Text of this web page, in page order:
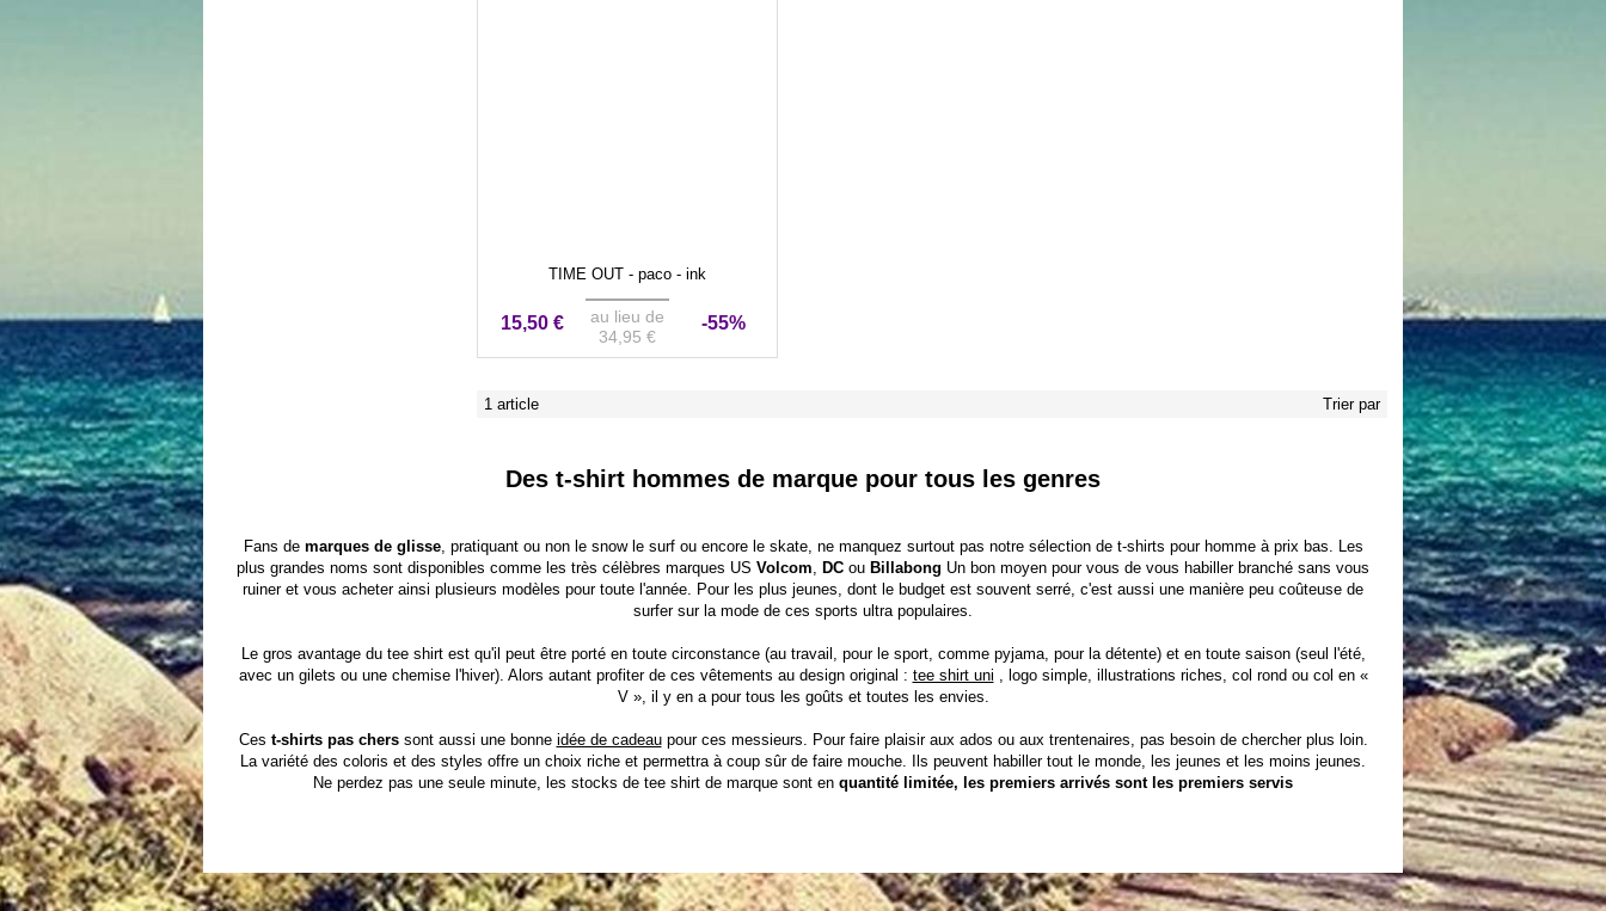
TIME OUT - paco - ink
15,50 €
au lieu de
34,95 €
-55%
1 article Trier par
Des t-shirt hommes de marque pour tous les genres
Fans de marques de glisse, pratiquant ou non le snowle surfou encore le skate, ne manquez surtout pas notre sélection de t-shirts pour homme à prix bas. Les
plus grandes noms sont disponibles comme les très célèbres marques US Volcom DC ou Billabong Un bon moyen pour vous de vous habiller branché sans vous
ruiner et vous acheter ainsi plusieurs modèles pour toute l'année. Pour les plus jeunes, dont le budget est souvent serré, c'est aussi une manière peu coûteuse de
surfer sur la mode de ces sports ultra populaires.
Le gros avantage du tee shirt est qu'il peut être porté en toute circonstance (au travail, pour le sport, comme pyjama, pour la détente) et en toute saison (seul l'été,
avec un gilets ou une chemisel'hiver). Alors autant profiter de ces vêtements au design original : tee shirt uni , logo simple, illustrations riches, col rond ou col en «
V », il y en a pour tous les goûts et toutes les envies.
Ces t-shirts pas cherssont aussi une bonne idée de cadeaupour ces messieurs. Pour faire plaisir aux ados ou aux trentenaires, pas besoin de chercher plus loin.
La variété des coloris et des styles offre un choix riche et permettra à coup sûr de faire mouche. Ils peuvent habiller tout le monde, les jeunes et les moins jeunes.
Ne perdez pas une seule minute, les stocks de tee shirt de marque sont en quantité limitée, les premiers arrivés sont les premiers servis